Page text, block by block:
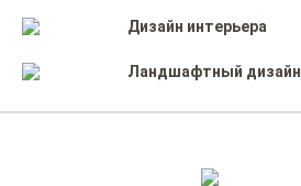
Дизайн интерьера
Ландшафтный дизайн